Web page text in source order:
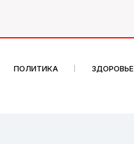
ПОЛИТИКА ЗДОРОВЬЕ